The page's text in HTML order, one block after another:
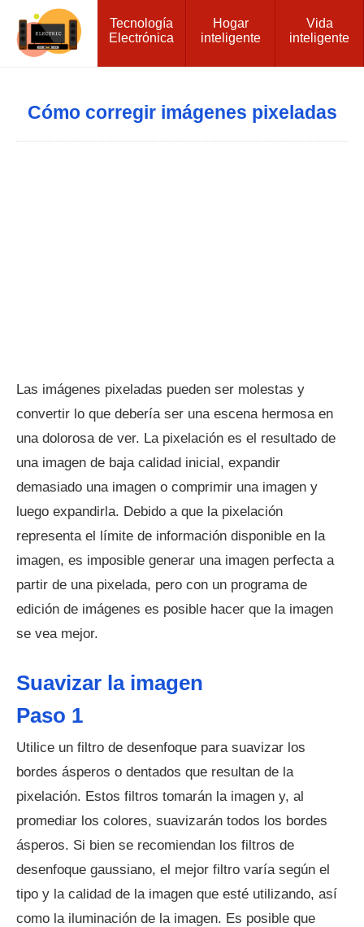
Tecnología
Electrónica
Hogar
inteligente
Vida
inteligente
Cómo corregir imágenes pixeladas
Las imágenes pixeladas pueden ser molestas y
convertir lo que debería ser una escena hermosa en
una dolorosa de ver. La pixelación es el resultado de
una imagen de baja calidad inicial, expandir
demasiado una imagen o comprimir una imagen y
luego expandirla. Debido a que la pixelación
representa el límite de información disponible en la
imagen, es imposible generar una imagen perfecta a
partir de una pixelada, pero con un programa de
edición de imágenes es posible hacer que la imagen
se vea mejor.
Suavizar la imagen
Paso 1
Utilice un filtro de desenfoque para suavizar los
bordes ásperos o dentados que resultan de la
pixelación. Estos filtros tomarán la imagen y, al
promediar los colores, suavizarán todos los bordes
ásperos. Si bien se recomiendan los filtros de
desenfoque gaussiano, el mejor filtro varía según el
tipo y la calidad de la imagen que esté utilizando, así
como la iluminación de la imagen. Es posible que